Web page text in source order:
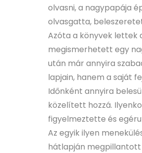
olvasni, a nagypapája
olvasgatta,
Azóta a könyvek lettek
megismerhetett egy
után már annyira
lapjain, hanem a saját
Időnként annyira
közelített hozzá.
figyelmeztette és
Az egyik ilyen
hátlapján megpillantott